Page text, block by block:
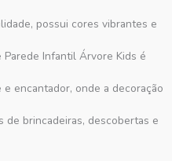
possui cores vibrantes e
Infantil Árvore Kids é
encantador, onde a decoração
de brincadeiras, descobertas e